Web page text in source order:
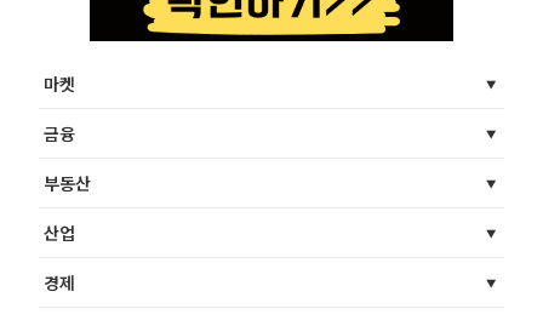
마켓
금융
부동산
산업
경제